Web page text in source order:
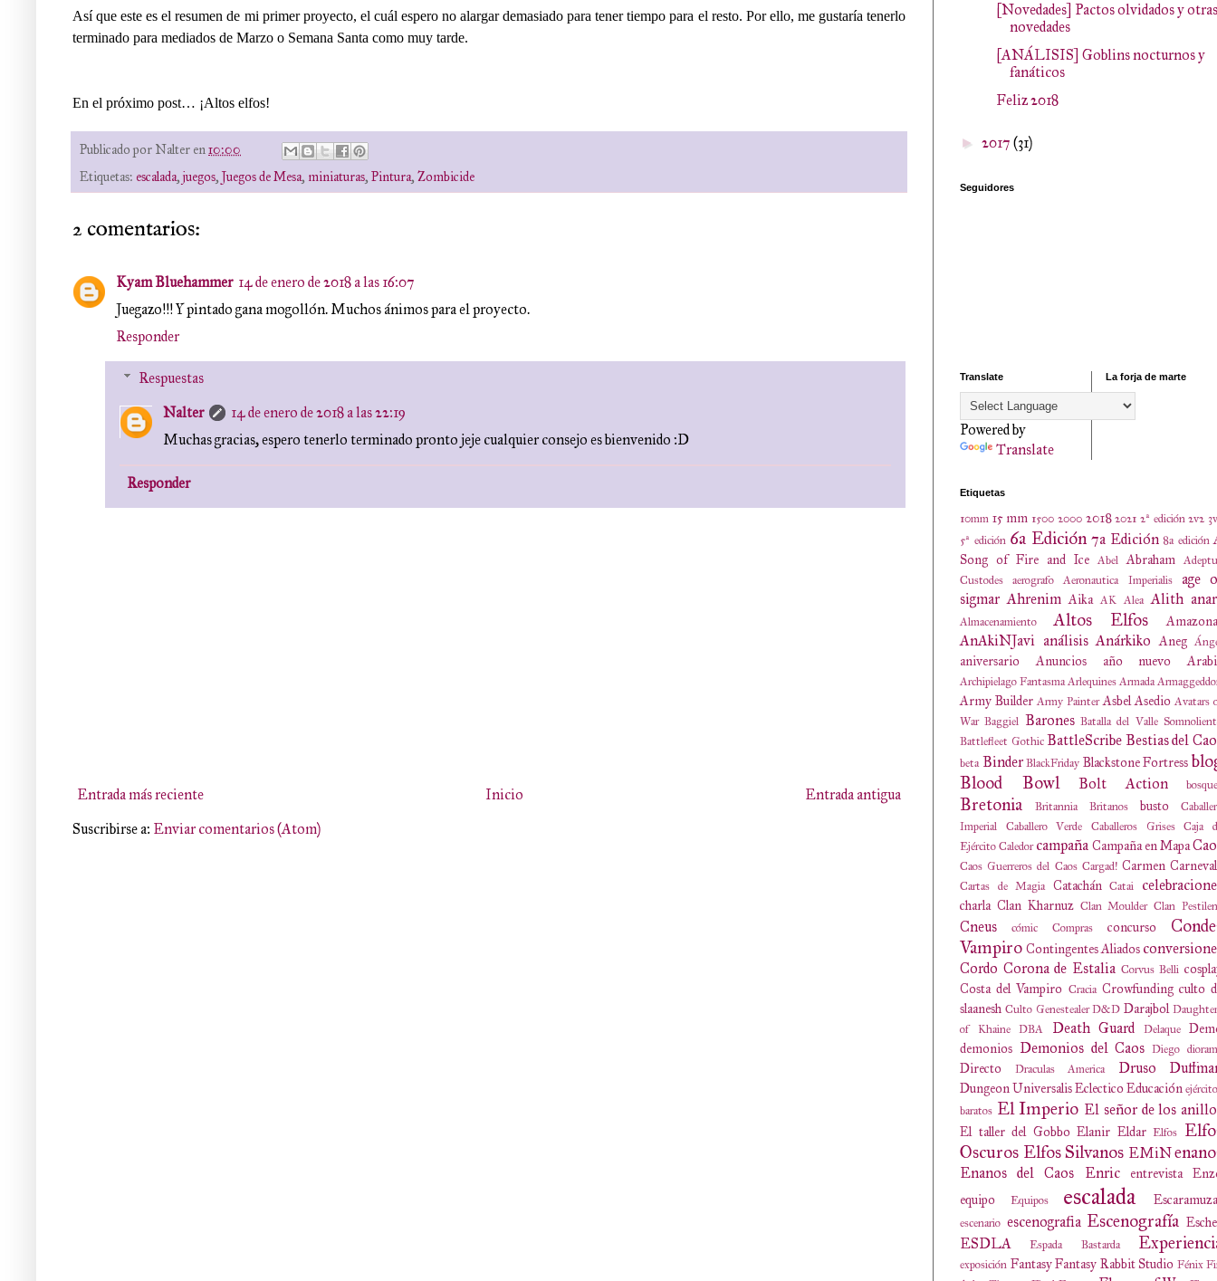
Así que este es el resumen de mi primer proyecto, el cuál espero no alargar demasiado para tener tiempo para el resto. Por ello, me gustaría tenerlo
terminado para mediados de Marzo o Semana Santa como muy tarde.
En el próximo post… ¡Altos elfos!
Publicado por Nalter en10:00
Etiquetas: escalada, juegos, Juegos de Mesa, miniaturas, Pintura, Zombicide
2 comentarios:
Kyam Bluehammer 14 de enero de 2018 a las 16:07
Juegazo!!! Y pintado gana mogollón. Muchos ánimos para el proyecto.
Responder
Respuestas
Nalter
14 de enero de 2018 a las 22:19
Muchas gracias, espero tenerlo terminado pronto jeje cualquier consejo es bienvenido :D
Responder
Entrada más reciente Entrada antigua
Inicio
Suscribirse a: Enviar comentarios (Atom)
[Novedades] Pactos olvidados y otras
novedades
[ANÁLISIS] Goblins nocturnos y
fanáticos
Feliz 2018
► 2017 (31)
Seguidores
Translate
Powered by
Translate
La forja de marte
Etiquetas
10mm 15 mm 1500 2000 2018 2021 2ª edición 2v2
5ª edición 6a Edición 7a Edición 8a edición
Song of Fire and Ice Abel Abraham
Custodes
aerografo Aeronautica Imperialis
age
sigmar Ahrenim Aika AK Alea Alith
Almacenamiento Altos Elfos
AnAkiNJavi análisis Anárkiko Aneg
aniversario Anuncios año nuevo
Archipielago FantasmaArlequinesArmada
Army Builder Army Painter Asbel Asedio Avatars
War Baggiel Barones Batalla del Valle
Battlefleet Gothic BattleScribe Bestias del
beta Binder BlackFriday Blackstone Fortress
Blood Bowl
Bolt Action
Bretonia Britannia Britanos busto
Imperial
Caballero Verde Caballeros Grises
Caja
EjércitoCaledor campaña Campaña en Mapa
Caos Guerreros del Caos Cargad! Carmen
Cartas de Magia Catachán Catai
charla Clan Kharnuz Clan Moulder Clan
Cneus cómic Compras concurso
Vampiro Contingentes Aliados
Cordo Corona de Estalia Corvus Belli
Costa del Vampiro Cracia Crowfunding culto
slaanesh Culto Genestealer D&D Darajbol
of Khaine DBA Death Guard Delaque
demonios Demonios del Caos Diego
Directo Draculas America Druso
Dungeon UniversalisEclecticoEducación
baratos El Imperio El señor de los
El taller del Gobbo Elanir Eldar Elfos
Oscuros Elfos Silvanos EMiN
Enanos del Caos Enric entrevista
equipo
Equipos escalada
escenario escenografia Escenografía
ESDLA Espada Bastarda
exposición FantasyFantasy Rabbit Studio Fénix